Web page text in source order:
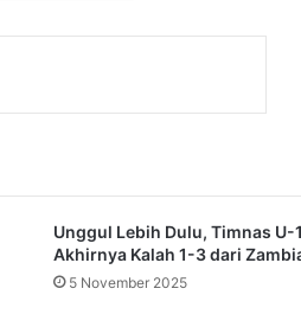
Unggul Lebih Dulu, Timnas U-
Akhirnya Kalah 1-3 dari
5 November 2025